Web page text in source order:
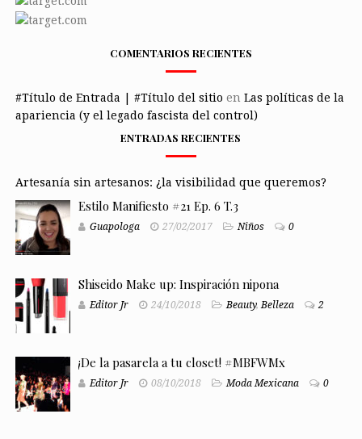
COMENTARIOS RECIENTES
#Título de Entrada | #Título del sitio en Las políticas de la
apariencia (y el legado fascista del control)
ENTRADAS RECIENTES
Artesanía sin artesanos: ¿la visibilidad que queremos?
Estilo Manifiesto #21 Ep. 6 T.3
Guapologa 27/02/2017 Niños 0
Shiseido Make up: Inspiración nipona
Editor Jr 24/10/2018 Beauty, Belleza 2
¡De la pasarela a tu closet! #MBFWMx
Editor Jr 08/10/2018 Moda Mexicana 0